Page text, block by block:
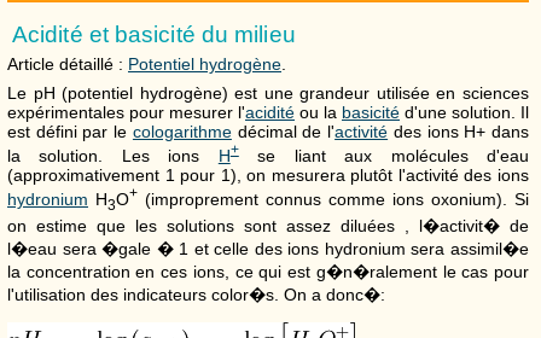
Acidité et basicité du milieu
Article détaillé : Potentiel hydrogène.
Le pH (potentiel hydrogène) est une grandeur utilisée en sciences
expérimentales pour mesurer l'acidité ou la basicité d'une solution. Il
est défini par le cologarithmedécimal de l'activité des ions H+ dans
la solution. Les ions H+se liant aux molécules d'eau
(approximativement 1 pour 1), on mesurera plutôt l'activité des ions
hydronium H3O+ (improprement connus comme ions oxonium). Si
on estime que les solutions sont assez diluées , l�activit� de
l�eau sera �gale � 1 et celle des ions hydronium sera assimil�e
la concentration en ces ions, ce qui est g�n�ralement le cas pour
l'utilisation des indicateurs color�s. On a donc�: